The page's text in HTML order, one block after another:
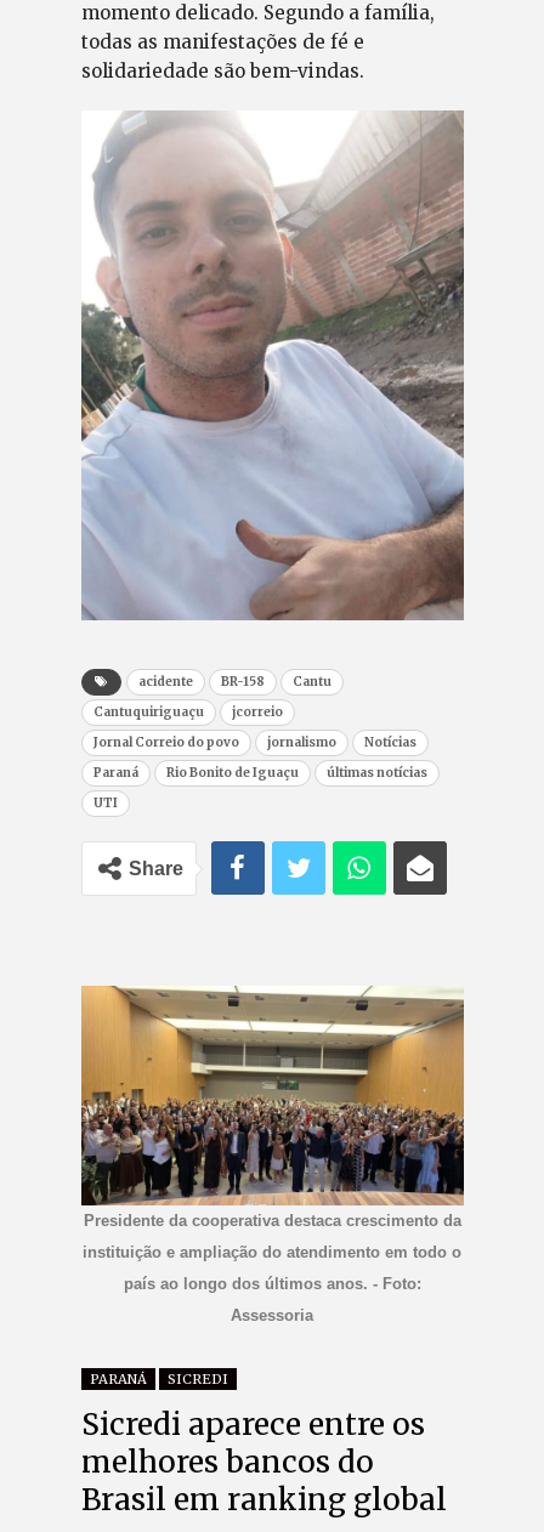
momento delicado. Segundo a família,
todas as manifestações de fé e
solidariedade são bem-vindas.
acidente BR-158
Cantu
Cantuquiriguaçu
jcorreio
Jornal Correio do povo
jornalismo
Notícias
Paraná
Rio Bonito de Iguaçu
últimas notícias
UTI
Share
Presidente da cooperativa destaca crescimento da
instituição e ampliação do atendimento em todo o
país ao longo dos últimos anos. - Foto:
Assessoria
PARANÁ SICREDI
Sicredi aparece entre os
melhores bancos do
Brasil em ranking global